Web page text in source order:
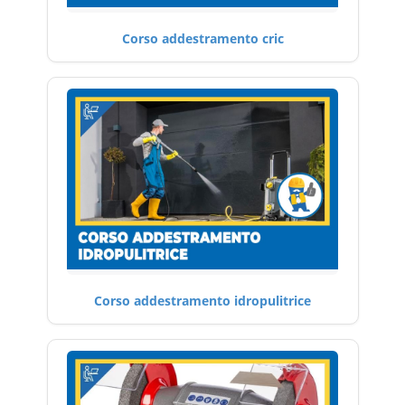
Corso addestramento cric
Corso addestramento idropulitrice